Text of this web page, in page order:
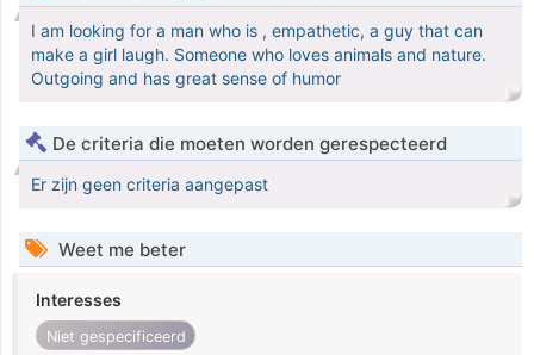
I am looking for a man who is , empathetic, a guy that can
make a girl laugh. Someone who loves animals and nature.
Outgoing and has great sense of humor
De criteria die moeten worden gerespecteerd
Er zijn geen criteria aangepast
Weet me beter
Interesses
Niet gespecificeerd